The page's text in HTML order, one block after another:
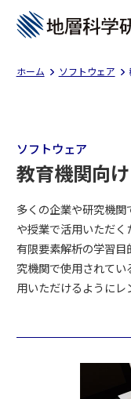
ホーム ソフトウェア
ソフトウェア
教育機関向
多くの企業や研究機
や授業で活用いただく
有限要素解析の学習
究機関で使用されて
用いただけるようにレ